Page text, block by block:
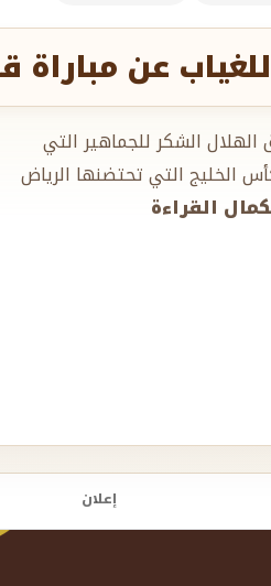
عن مباراة
الشكر للجماهير التي
الخليج التي تحتضنها الرياض
القراءة
إعلان